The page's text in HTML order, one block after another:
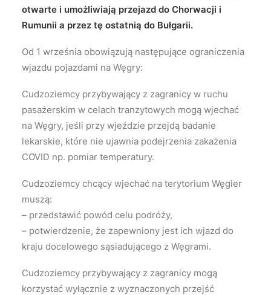
otwarte i umożliwiają przejazd do Chorwacji i
Rumunii a przez tę ostatnią do Bułgarii.
Od 1 września obowiązują następujące ograniczenia
wjazdu pojazdami na Węgry:
Cudzoziemcy przybywający z zagranicy w ruchu
pasażerskim w celach tranzytowych mogą wjechać
na Węgry, jeśli przy wjeździe przejdą badanie
lekarskie, które nie ujawnia podejrzenia zakażenia
COVID np. pomiar temperatury.
Cudzoziemcy chcący wjechać na terytorium Węgier
muszą:
– przedstawić powód celu podróży,
– potwierdzenie, że zapewniony jest ich wjazd do
kraju docelowego sąsiadującego z Węgrami.
Cudzoziemcy przybywający z zagranicy mogą
korzystać wyłącznie z wyznaczonych przejść